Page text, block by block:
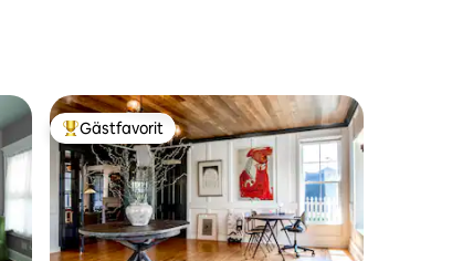
Populär gästfavorit
Gästfavorit